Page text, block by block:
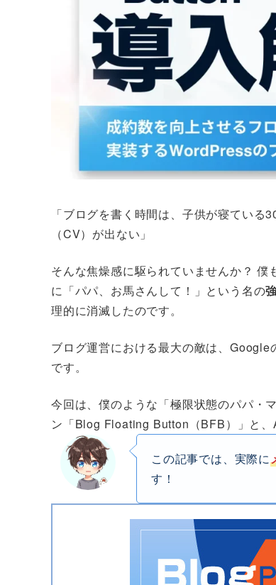
「ブログを書く時間は、子供が寝てい
（CV）が出ない」
そんな焦燥感に駆られていませんか？
に「パパ、お馬さんして！」という名の
理的に消滅したのです。
ブログ運営における最大の敵は、Google
です。
今回は、僕のような「極限状態のパパ・
ン「Blog Floating Button（BFB）」と、
この記事では、実際に
す！